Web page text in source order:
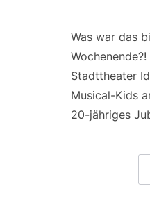
Was war das
Wochenende?!
Stadttheater
Musical-Kids
20-jähriges